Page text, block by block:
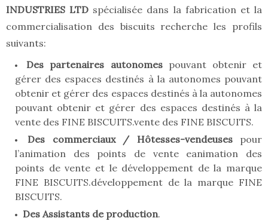
INDUSTRIES LTD spécialisée dans la fabrication et la
commercialisation des biscuits recherche les profils
suivants:
Des partenaires autonomespouvant obtenir et
gérer des espaces destinés à la autonomes pouvant
obtenir et gérer des espaces destinés à la autonomes
pouvant obtenir et gérer des espaces destinés à la
vente des FINE BISCUITS.vente des FINE BISCUITS.
Des commerciaux / Hôtesses-vendeuses pour
l’animation des points de vente eanimation des
points de vente et le développement de la marque
FINE BISCUITS.développement de la marque FINE
BISCUITS.
Des Assistants de production.